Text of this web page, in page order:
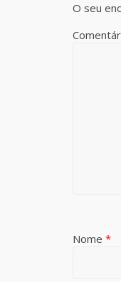
O seu
Nome *